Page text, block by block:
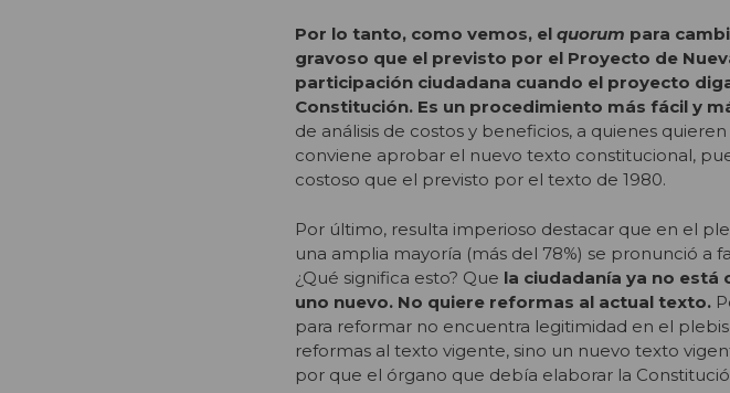
Por lo tanto, como vemos, el quorum para
gravoso que el previsto por el Proyecto de
participación ciudadana cuando el proyecto
Constitución. Es un procedimiento más fácil y
de análisis de costos y beneficios, a quienes
conviene aprobar el nuevo texto constitucional,
costoso que el previsto por el texto de 1980.
Por último, resulta imperioso destacar que en el
una amplia mayoría (más del 78%) se pronunció a
¿Qué significa esto? Que la ciudadanía ya no
uno nuevo. No quiere reformas al actual texto.
para reformar no encuentra legitimidad en el
reformas al texto vigente, sino un nuevo texto
por que el órgano que debía elaborar la